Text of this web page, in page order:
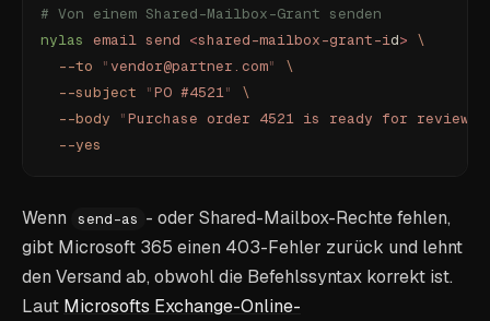
# Von einem Shared-Mailbox-Grant senden
nylas email send <shared-mailbox-grant-id> \
  --to
"vendor@partner.com"
\
  --subject
"PO #4521"
\
  --body
"Purchase order 4521 is ready for review.
  --yes
Wenn send-as - oder Shared-Mailbox-Rechte fehlen,
gibt Microsoft 365 einen 403-Fehler zurück und lehnt
den Versand ab, obwohl die Befehlssyntax korrekt ist.
Laut Microsofts Exchange-Online-